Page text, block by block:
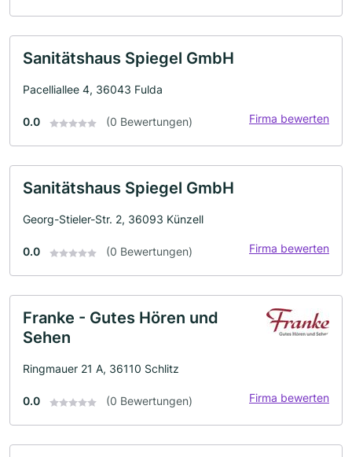
Sanitätshaus Spiegel GmbH
Pacelliallee 4, 36043 Fulda
0.0 (0 Bewertungen) Firma bewerten
Sanitätshaus Spiegel GmbH
Georg-Stieler-Str. 2, 36093 Künzell
0.0 (0 Bewertungen) Firma bewerten
Franke - Gutes Hören und
Sehen
Ringmauer 21 A, 36110 Schlitz
0.0 (0 Bewertungen) Firma bewerten